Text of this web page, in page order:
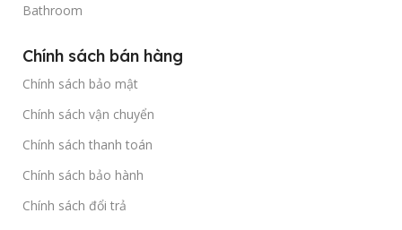
Bathroom
Chính sách bán hàng
Chính sách bảo mật
Chính sách vận chuyển
Chính sách thanh toán
Chính sách bảo hành
Chính sách đổi trả